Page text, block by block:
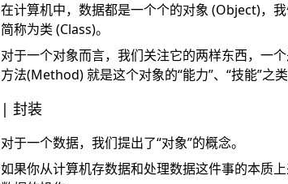
在计算机中，数据都是一个个的对象 (Object)，
简称为类 (Class)。
对于一个对象而言，我们关注它的两样东西，一
方法(Method) 就是这个对象的“能力”、“技能”之类
封装
对于一个数据，我们提出了“对象”的概念。
如果你从计算机存数据和处理数据这件事的本质